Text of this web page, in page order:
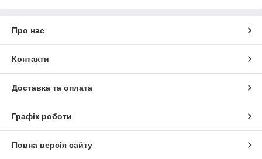
Про нас
Контакти
Доставка та оплата
Графік роботи
Повна версія сайту